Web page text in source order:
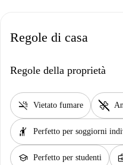
Regole di casa
Regole della proprietà
smoke_free Vietato fumare pet_supplies
hail Perfetto per soggiorni
school Perfetto per studenti